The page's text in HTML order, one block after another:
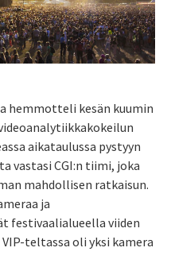
hemmotteli kesän kuumin
aikataulussa pystyyn
vastasi CGI:n tiimi, joka
mahdollisen ratkaisun.
ja
festivaali­alueella viiden
teltassa oli yksi kamera